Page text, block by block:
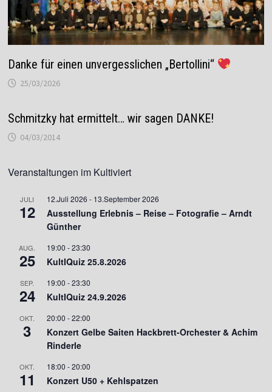
Danke für einen unvergesslichen „Bertollini“
25/03/2026
Schmitzky hat ermittelt… wir sagen DANKE!
04/03/2014
Veranstaltungen im Kultiviert
JULI
12
12.Juli 2026 - 13.September 2026
Ausstellung Erlebnis – Reise – Fotografie – Arndt
Günther
AUG.
25
19:00 -23:30
KultIQuiz 25.8.2026
SEP.
24
19:00 -23:30
KultIQuiz 24.9.2026
OKT.
3
20:00 -22:00
Konzert Gelbe Saiten Hackbrett-Orchester & Achim
Rinderle
OKT.
11
18:00 -20:00
Konzert U50 + Kehlspatzen